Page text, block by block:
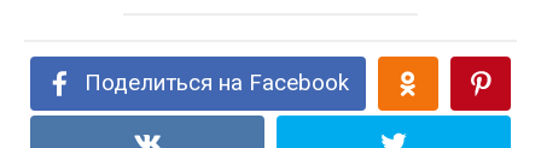
Поделиться на Facebook